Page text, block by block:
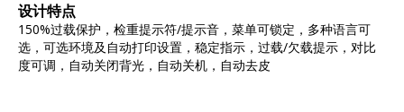
设计特点
150%过载保护，检重提示符/提示音，菜单可锁定，多种语言可
选，可选环境及自动打印设置，稳定指示，过载/欠载提示，对比
度可调，自动关闭背光，自动关机，自动去皮